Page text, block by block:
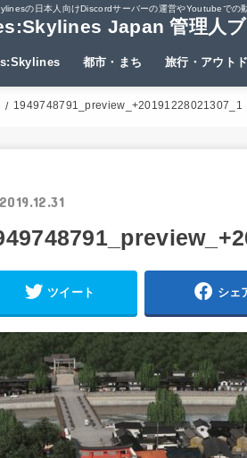
の日本人向けDiscordサーバーの運営やYoutubeでの
Japan 管理人
都市・まち 旅行・アウト
1949748791_preview_+20191228021307_1
2019.12.31
ツイート シェ